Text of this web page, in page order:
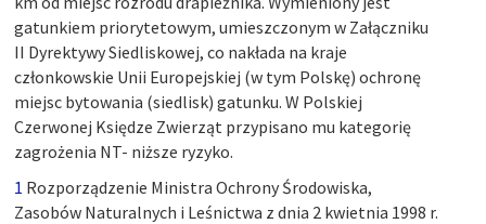
gatunkiem priorytetowym, umieszczonym w Załączniku
II Dyrektywy Siedliskowej, co nakłada na kraje
członkowskie Unii Europejskiej (w tym Polskę) ochronę
miejsc bytowania (siedlisk) gatunku. W Polskiej
Czerwonej Księdze Zwierząt przypisano mu kategorię
zagrożenia NT- niższe ryzyko.
1 Rozporządzenie Ministra Ochrony Środowiska,
Zasobów Naturalnych i Leśnictwa z dnia 2 kwietnia 1998 r.